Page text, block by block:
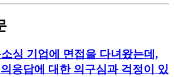
싱 기업에 면접을 다녀왔는데,
응답에 대한 의구심과 걱정이 있